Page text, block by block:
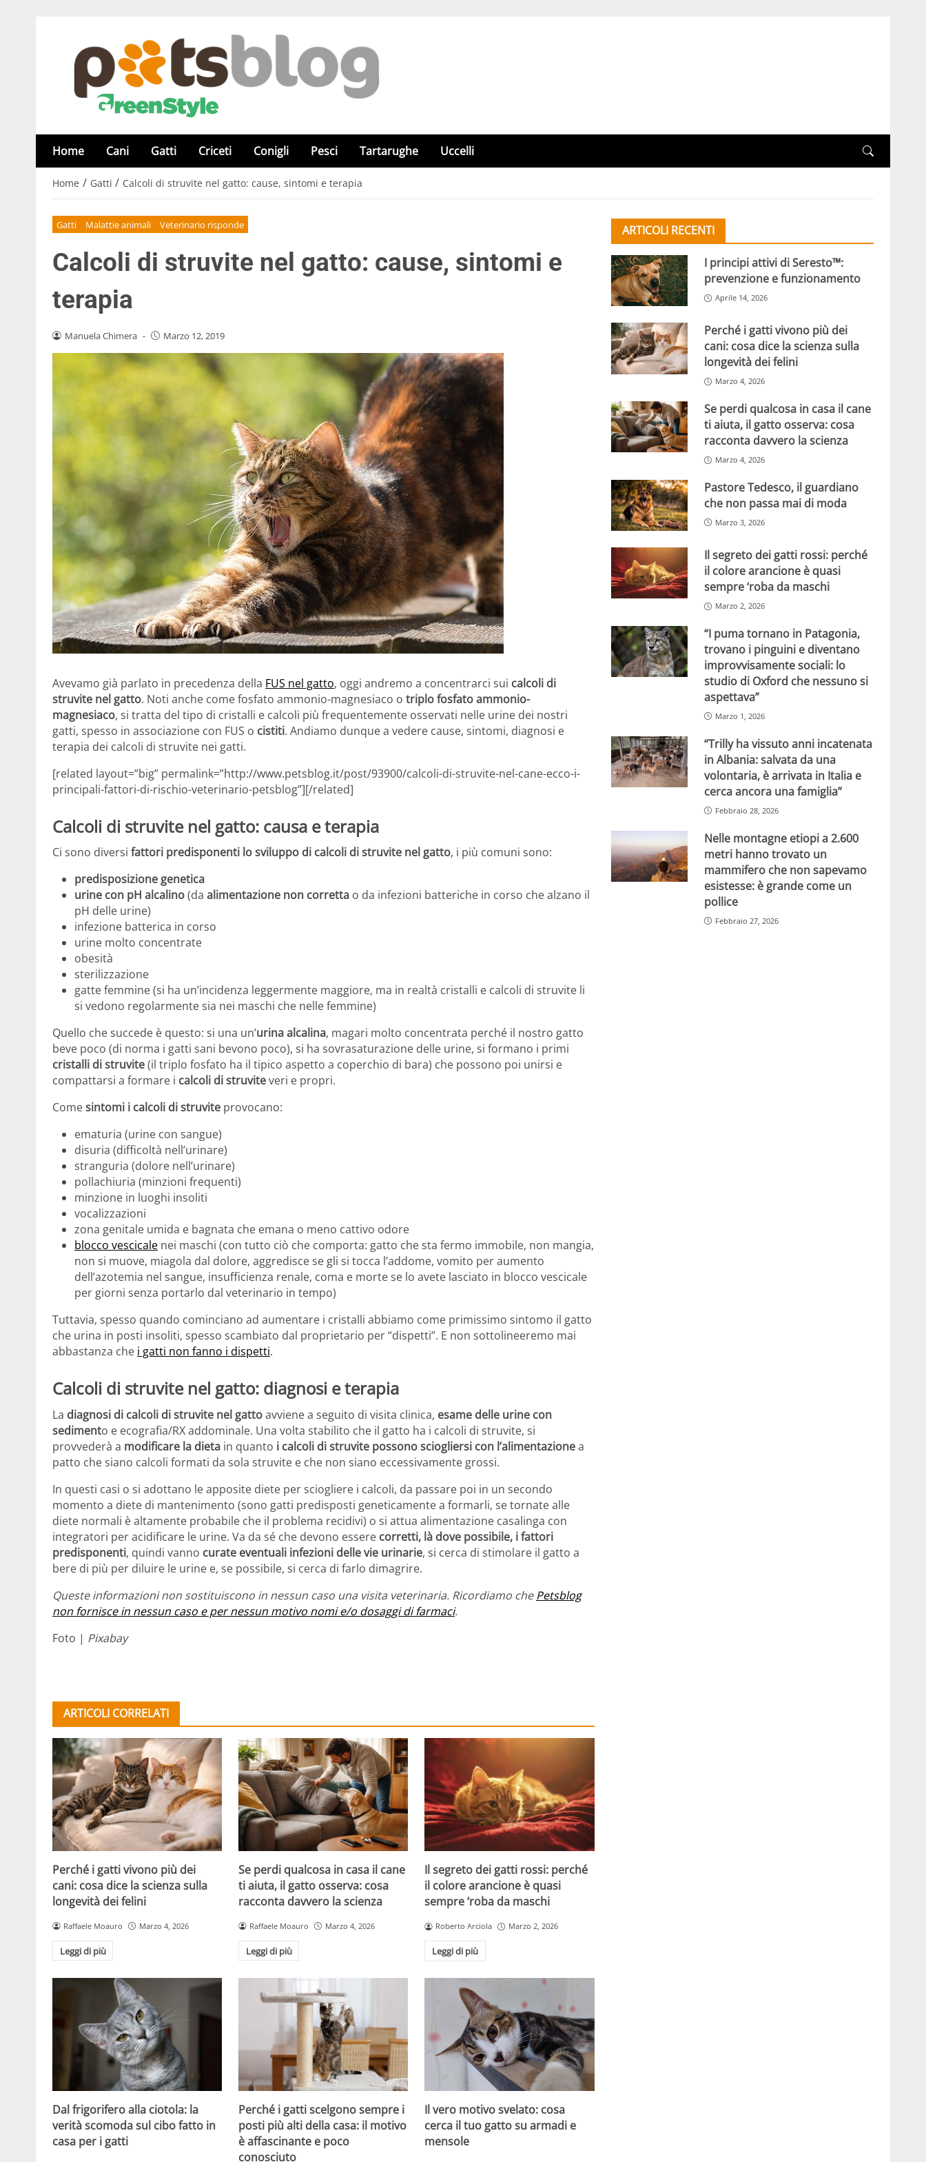
Home Cani Gatti Criceti Conigli Pesci Tartarughe Uccelli
Home / Gatti / Calcoli di struvite nel gatto: cause, sintomi e terapia
Gatti Malattie animali Veterinario risponde
Calcoli di struvite nel gatto: cause, sintomi e
terapia
Manuela Chimera - Marzo 12, 2019
Avevamo già parlato in precedenza della FUS nel gatto, oggi andremo a concentrarci sui calcoli di
struvite nel gatto. Noti anche come fosfato ammonio-magnesiaco o triplo fosfato ammonio-
magnesiaco, si tratta del tipo di cristalli e calcoli più frequentemente osservati nelle urine dei nostri
gatti, spesso in associazione con FUS o cistiti. Andiamo dunque a vedere cause, sintomi, diagnosi e
terapia dei calcoli di struvite nei gatti.
[related layout=”big” permalink=”http://www.petsblog.it/post/93900/calcoli-di-struvite-nel-cane-ecco-i-
principali-fattori-di-rischio-veterinario-petsblog”][/related]
Calcoli di struvite nel gatto: causa e terapia
Ci sono diversi fattori predisponenti lo sviluppo di calcoli di struvite nel gatto, i più comuni sono:
predisposizione genetica
urine con pH alcalino(da alimentazione non corretta o da infezioni batteriche in corso che alzano il
pH delle urine)
infezione batterica in corso
urine molto concentrate
obesità
sterilizzazione
gatte femmine (si ha un’incidenza leggermente maggiore, ma in realtà cristalli e calcoli di struvite li
si vedono regolarmente sia nei maschi che nelle femmine)
Quello che succede è questo: si una un’urina alcalina, magari molto concentrata perché il nostro gatto
beve poco (di norma i gatti sani bevono poco), si ha sovrasaturazione delle urine, si formano i primi
cristalli di struvite(il triplo fosfato ha il tipico aspetto a coperchio di bara) che possono poi unirsi e
compattarsi a formare i calcoli di struviteveri e propri.
Comesintomi i calcoli di struvite provocano:
ematuria (urine con sangue)
disuria (difficoltà nell’urinare)
stranguria (dolore nell’urinare)
pollachiuria (minzioni frequenti)
minzione in luoghi insoliti
vocalizzazioni
zona genitale umida e bagnata che emana o meno cattivo odore
blocco vescicale nei maschi (con tutto ciò che comporta: gatto che sta fermo immobile, non mangia,
non si muove, miagola dal dolore, aggredisce se gli si tocca l’addome, vomito per aumento
dell’azotemia nel sangue, insufficienza renale, coma e morte se lo avete lasciato in blocco vescicale
per giorni senza portarlo dal veterinario in tempo)
Tuttavia, spesso quando cominciano ad aumentare i cristalli abbiamo come primissimo sintomo il gatto
che urina in posti insoliti, spesso scambiato dal proprietario per “dispetti”. E non sottolineeremo mai
abbastanza che i gatti non fanno i dispetti.
Calcoli di struvite nel gatto: diagnosi e terapia
La diagnosi di calcoli di struvite nel gattoavviene a seguito di visita clinica, esame delle urine con
sedimento e ecografia/RX addominale. Una volta stabilito che il gatto ha i calcoli di struvite, si
provvederà a modificare la dieta in quanto i calcoli di struvite possono sciogliersi con l’alimentazionea
patto che siano calcoli formati da sola struvite e che non siano eccessivamente grossi.
In questi casi o si adottano le apposite diete per sciogliere i calcoli, da passare poi in un secondo
momento a diete di mantenimento (sono gatti predisposti geneticamente a formarli, se tornate alle
diete normali è altamente probabile che il problema recidivi) o si attua alimentazione casalinga con
integratori per acidificare le urine. Va da sé che devono essere corretti, là dove possibile, i fattori
predisponenti, quindi vanno curate eventuali infezioni delle vie urinarie, si cerca di stimolare il gatto a
bere di più per diluire le urine e, se possibile, si cerca di farlo dimagrire.
Queste informazioni non sostituiscono in nessun caso una visita veterinaria. Ricordiamo chePetsblog
non fornisce in nessun caso e per nessun motivo nomi e/o dosaggi di farmaci.
Foto | Pixabay
ARTICOLI CORRELATI
Perché i gatti vivono più dei
cani: cosa dice la scienza sulla
longevità dei felini
Raffaele Moauro Marzo 4, 2026
Leggi di più
Se perdi qualcosa in casa il cane
ti aiuta, il gatto osserva: cosa
racconta davvero la scienza
Raffaele Moauro Marzo 4, 2026
Leggi di più
Il segreto dei gatti rossi: perché
il colore arancione è quasi
sempre ‘roba da maschi
Roberto Arciola Marzo 2, 2026
Leggi di più
Dal frigorifero alla ciotola: la
verità scomoda sul cibo fatto in
casa per i gatti
Perché i gatti scelgono sempre i
posti più alti della casa: il motivo
è affascinante e poco
conosciuto
Il vero motivo svelato: cosa
cerca il tuo gatto su armadi e
mensole
ARTICOLI RECENTI
I principi attivi di Seresto™:
prevenzione e funzionamento
Aprile 14, 2026
Perché i gatti vivono più dei
cani: cosa dice la scienza sulla
longevità dei felini
Marzo 4, 2026
Se perdi qualcosa in casa il cane
ti aiuta, il gatto osserva: cosa
racconta davvero la scienza
Marzo 4, 2026
Pastore Tedesco, il guardiano
che non passa mai di moda
Marzo 3, 2026
Il segreto dei gatti rossi: perché
il colore arancione è quasi
sempre ‘roba da maschi
Marzo 2, 2026
“I puma tornano in Patagonia,
trovano i pinguini e diventano
improvvisamente sociali: lo
studio di Oxford che nessuno si
aspettava”
Marzo 1, 2026
“Trilly ha vissuto anni incatenata
in Albania: salvata da una
volontaria, è arrivata in Italia e
cerca ancora una famiglia”
Febbraio 28, 2026
Nelle montagne etiopi a 2.600
metri hanno trovato un
mammifero che non sapevamo
esistesse: è grande come un
pollice
Febbraio 27, 2026